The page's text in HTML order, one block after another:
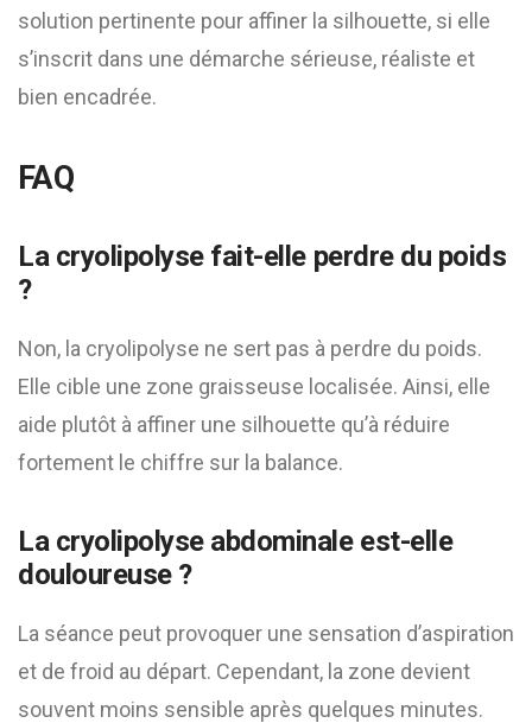
solution pertinente pour affiner la silhouette, si elle
s’inscrit dans une démarche sérieuse, réaliste et
bien encadrée.
FAQ
La cryolipolyse fait-elle perdre du poids
?
Non, la cryolipolyse ne sert pas à perdre du poids.
Elle cible une zone graisseuse localisée. Ainsi, elle
aide plutôt à affiner une silhouette qu’à réduire
fortement le chiffre sur la balance.
La cryolipolyse abdominale est-elle
douloureuse ?
La séance peut provoquer une sensation d’aspiration
et de froid au départ. Cependant, la zone devient
souvent moins sensible après quelques minutes.